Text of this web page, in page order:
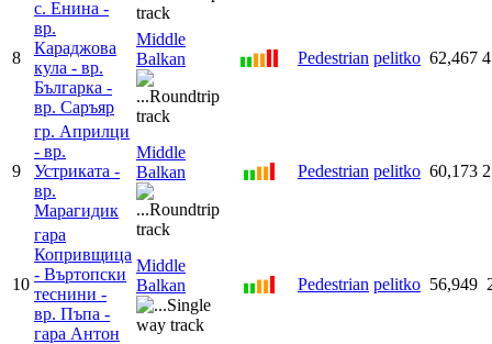
8
с. Енина -
вр.
Караджова
кула - вр.
Българка -
вр. Саръяр
Middle
Balkan
Pedestrian pelitko 62,467
9
гр. Априлци
- вр.
Устриката -
вр.
Марагидик
Middle
Balkan
Pedestrian pelitko 60,173
10
гара
Копривщица
- Въртопски
теснини -
вр. Пъпа -
гара Антон
Middle
Balkan
Pedestrian pelitko 56,949